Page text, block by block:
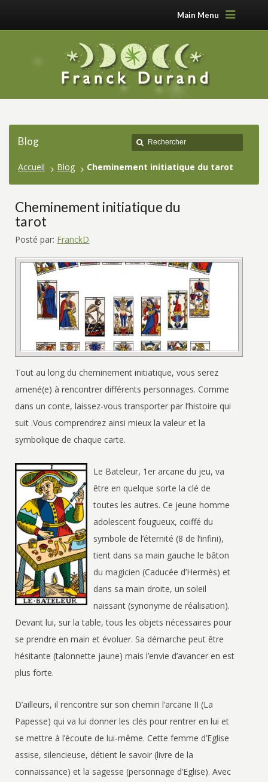
Main Menu
Blog
Accueil Blog Cheminement initiatique du tarot
Cheminement initiatique du
tarot
Posté par: FranckD
Tout au long du cheminement initiatique, vous serez
amené(e) à rencontrer différents personnages. Comme
dans un conte, laissez-vous transporter par l’histoire qui
suit .Vous comprendrez ainsi mieux la valeur et la
symbolique de chaque carte.
Le Bateleur, 1er arcane du jeu, va
être en quelque sorte la clé de
toutes les autres. Ce jeune homme
adolescent fougueux, coiffé du
symbole de l’éternité (8 de l’infini),
tient dans sa main gauche le bâton
du magicien (Caducée d’Hermès) et
dans sa main droite, un soleil
naissant (synonyme de réalisation).
Devant lui, sur la table, tous les objets nécessaires pour
se prendre en main et évoluer. Sa démarche peut être
hésitante (talonnette jaune) mais l’envie d’avancer en est
plus forte.
D’ailleurs, il rencontre sur son chemin l’arcane II (La
Papesse) qui va lui donner les clés pour rentrer en lui et
se mettre à l’écoute de lui-même. Cette femme d’Eglise
assise, silencieuse, détient le savoir (livre de la
connaissance) et la sagesse (personnage d’Eglise). Avec